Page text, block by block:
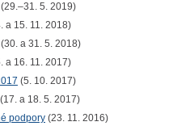
(29.–31. 5. 2019)
a 15. 11. 2018)
a 31. 5. 2018)
a 16. 11. 2017)
(5. 10. 2017)
(17. a 18. 5. 2017)
podpory(23. 11. 2016)